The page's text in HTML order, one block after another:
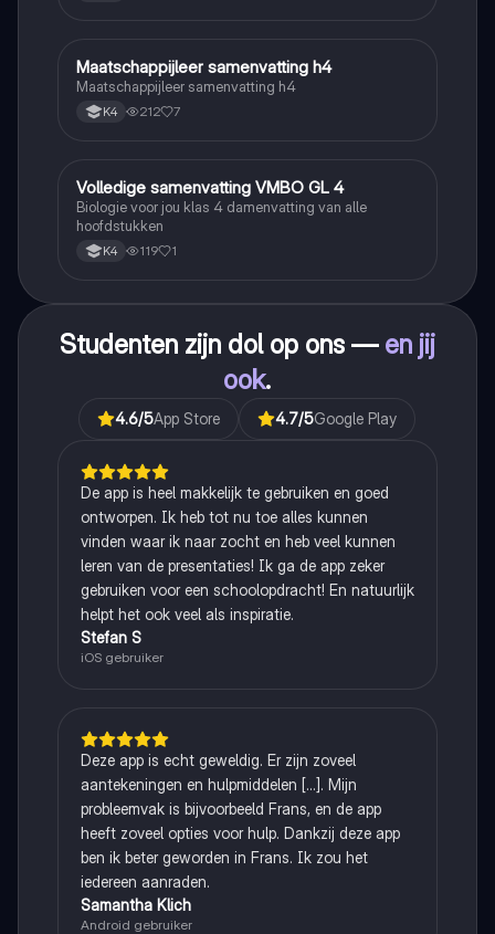
Maatschappijleer
Maatschappijleer samenvatting h4
Maatschappijleer samenvatting h4
K4 212 7
Biologie
Volledige samenvatting VMBO GL 4
Biologie voor jou klas 4 damenvatting van alle
hoofdstukken
K4 119 1
Studenten zijn dol op ons — en jij
ook.
4.6/5App Store 4.7/5Google Play
De app is heel makkelijk te gebruiken en goed
ontworpen. Ik heb tot nu toe alles kunnen
vinden waar ik naar zocht en heb veel kunnen
leren van de presentaties! Ik ga de app zeker
gebruiken voor een schoolopdracht! En natuurlijk
helpt het ook veel als inspiratie.
Stefan S
iOS gebruiker
Deze app is echt geweldig. Er zijn zoveel
aantekeningen en hulpmiddelen [...]. Mijn
probleemvak is bijvoorbeeld Frans, en de app
heeft zoveel opties voor hulp. Dankzij deze app
ben ik beter geworden in Frans. Ik zou het
iedereen aanraden.
Samantha Klich
Android gebruiker